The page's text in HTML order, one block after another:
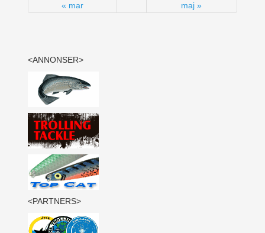
« mar maj »
<ANNONSER>
<PARTNERS>